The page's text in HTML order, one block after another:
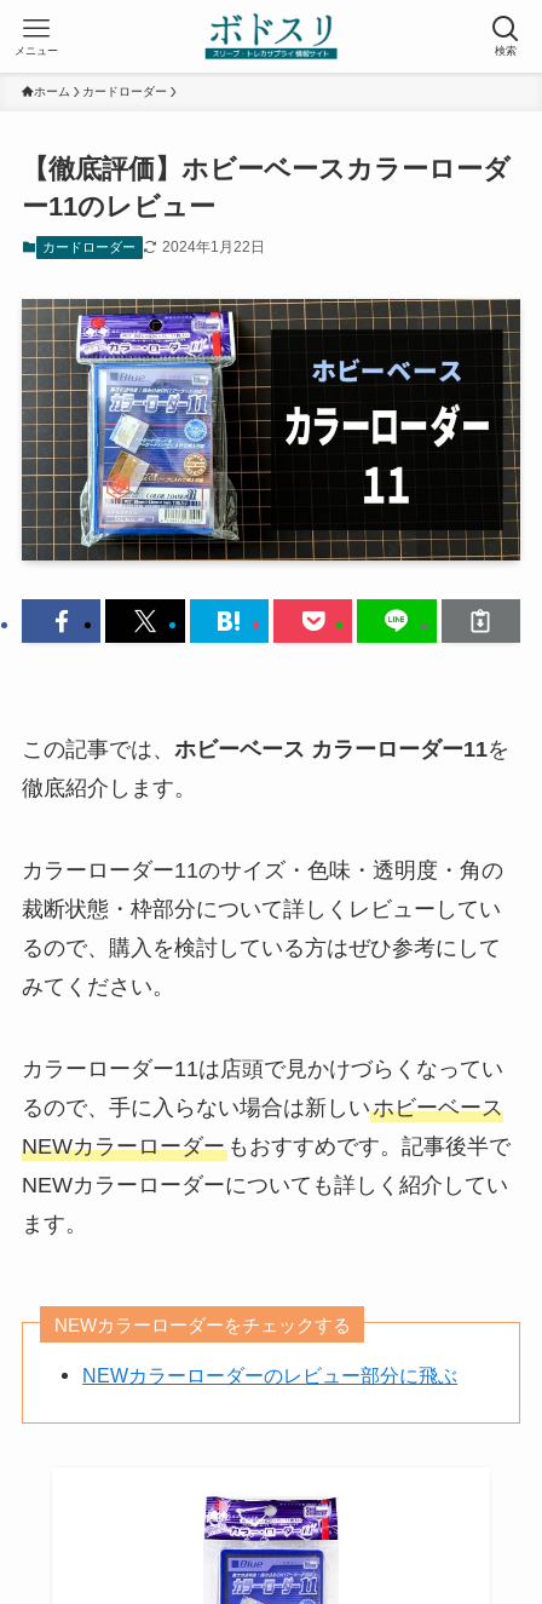
検索
メニュー
ホーム カードローダー
【徹底評価】ホビーベースカラーローダ
ー11のレビュー
カードローダー 2024年1月22日
この記事では、 ホビーベース カラーローダー11を
徹底紹介します。
カラーローダー11のサイズ・色味・透明度・角の
裁断状態・枠部分について詳しくレビューしてい
るので、購入を検討している方はぜひ参考にして
みてください。
カラーローダー11は店頭で見かけづらくなってい
るので、手に入らない場合は新しいホビーベース
NEWカラーローダーもおすすめです。記事後半で
NEWカラーローダーについても詳しく紹介してい
ます。
NEWカラーローダーをチェックする
NEWカラーローダーのレビュー部分に飛ぶ